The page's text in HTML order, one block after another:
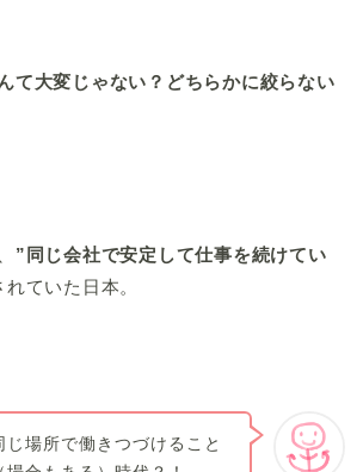
て大変じゃない？どちらかに絞らない
”同じ会社で安定して仕事を続けてい
れていた日本。
場所で働きつづけること